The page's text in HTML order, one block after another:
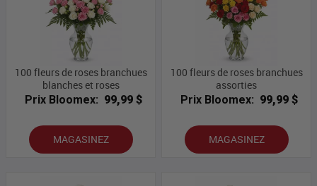
100 fleurs de roses branchues
blanches et roses
Prix Bloomex: 99,99 $
MAGASINEZ
100 fleurs de roses branchues
assorties
Prix Bloomex: 99,99 $
MAGASINEZ